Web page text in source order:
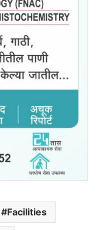
Facilities